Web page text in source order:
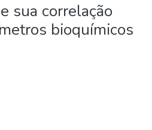
sua correlação
bioquímicos